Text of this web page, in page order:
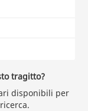
tragitto?
disponibili per